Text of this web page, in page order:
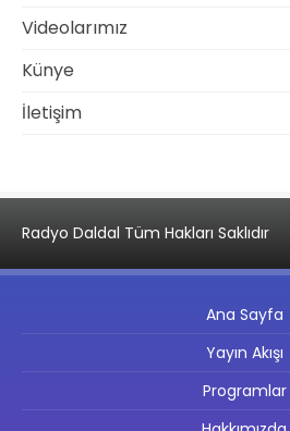
Videolarımız
Künye
İletişim
Radyo Daldal Tüm Hakları Saklıdır
Ana Sayfa
Yayın Akışı
Programlar